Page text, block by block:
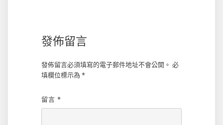
發佈留言
發佈留言必須填寫的電子郵件地址不會公開。 必
填欄位標示為 *
留言 *